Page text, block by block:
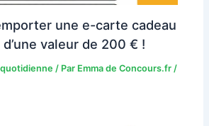
une e-carte cadeau
valeur de 200 € !
/ Par Emma de Concours.fr /